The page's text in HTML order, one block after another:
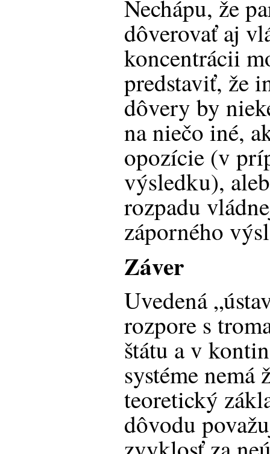
Nechápu, že
dôverovať aj
koncentrácii
predstaviť, že
dôvery by
na niečo iné,
opozície (v
výsledku),
rozpadu
záporného
Záver
Uvedená
rozpore s
štátu a v
systéme
teoretický
dôvodu